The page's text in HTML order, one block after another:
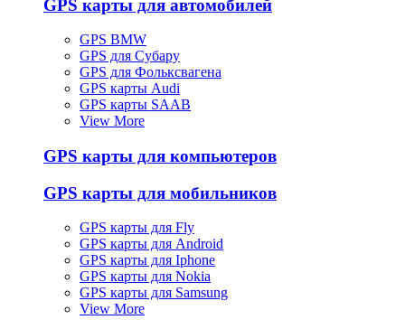
GPS карты для автомобилей
GPS BMW
GPS для Субару
GPS для Фольксвагена
GPS карты Audi
GPS карты SAAB
View More
GPS карты для компьютеров
GPS карты для мобильников
GPS карты для Fly
GPS карты для Android
GPS карты для Iphone
GPS карты для Nokia
GPS карты для Samsung
View More